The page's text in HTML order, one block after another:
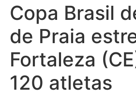
Copa Brasil
de Praia
Fortaleza
120 atletas